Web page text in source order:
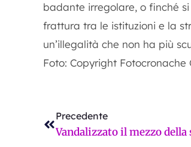
badante irregolare, o finché
frattura tra le istituzioni e la
un’illegalità che non ha più
Foto: Copyright Fotocronache
Precedente